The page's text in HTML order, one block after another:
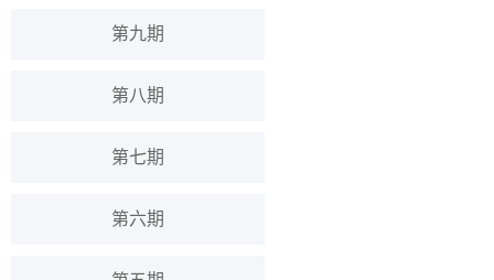
第九期
第八期
第七期
第六期